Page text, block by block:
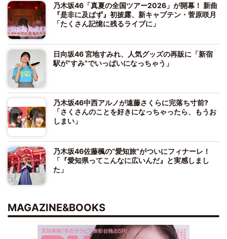
乃木坂46「真夏の全国ツアー2026」が開幕！ 新曲
『是非に及ばず』初披露、新キャプテン・菅原咲月
「たくさん記憶に残るライブに」
日向坂46 宮地すみれ、人気グッズの再販に「新宿
駅が“すみ”でいっぱいになっちゃう」
乃木坂46中西アルノが遠藤さくらに完落ち寸前?
「さくさんのことを好きになっちゃったら、もうお
しまい」
乃木坂46佐藤楓の“愛知旅”がついにフィナーレ！
「『愛知県ってこんなに広いんだ』と実感しまし
た」
MAGAZINE&BOOKS